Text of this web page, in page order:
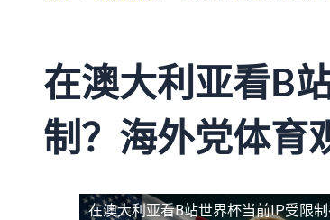
在澳大利亚看B
制？海外党体育
在澳大利亚看B站世界杯当前IP受限制